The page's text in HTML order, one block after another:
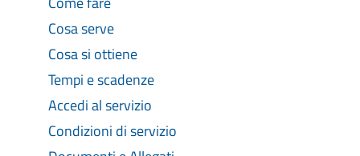
Cosa serve
Cosa si ottiene
Tempi e scadenze
Accedi al servizio
Condizioni di servizio